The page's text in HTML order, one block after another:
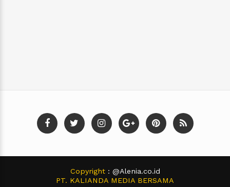
Copyright: @Alenia.co.id
PT. KALIANDA MEDIA BERSAMA